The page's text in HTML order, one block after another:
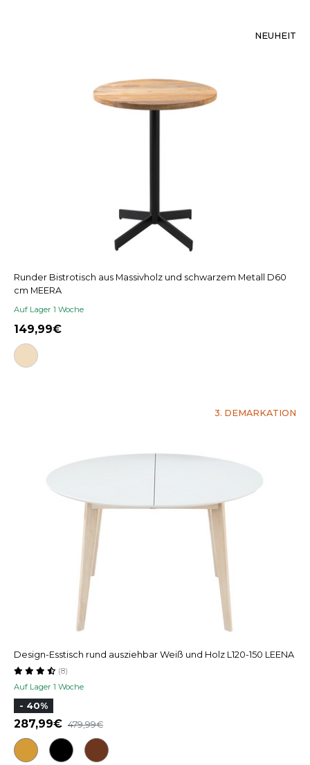
NEUHEIT
Runder Bistrotisch aus Massivholz und schwarzem Metall D60
cm MEERA
Auf Lager 1 Woche
149,99
3. DEMARKATION
Design-Esstisch rund ausziehbar Weiß und Holz L120-150 LEENA
Auf Lager 1 Woche
(8)
- 40%
287,99 479,99